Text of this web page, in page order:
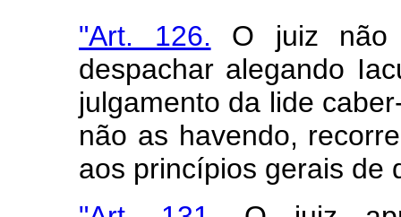
"Art. 126. O juiz não
despachar alegando
julgamento da lide
não as havendo,
aos princípios gerais de